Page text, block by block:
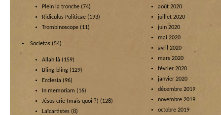
Plein la tronche (74)
Ridiculus Politicae (193)
Trombinoscope (11)
Societas (54)
Allah là (159)
Bling-bling (129)
Ecclesia (96)
In memoriam (16)
Jésus crie (mais quoi ?) (128)
Laïcartistes (8)
août 2020
juillet 2020
juin 2020
mai 2020
avril 2020
mars 2020
février 2020
janvier 2020
décembre 2019
novembre 2019
octobre 2019